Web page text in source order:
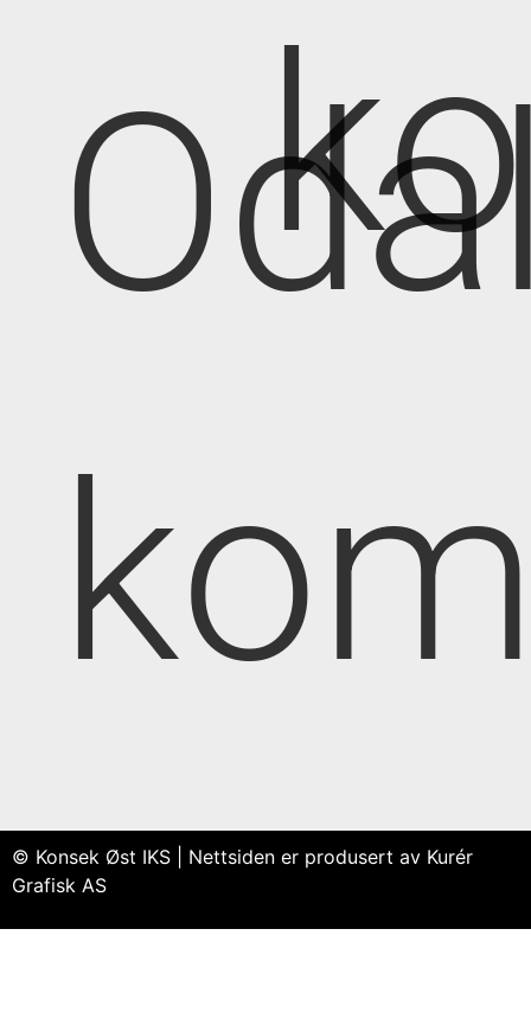
© Konsek Øst IKS | Nettsiden er produsert av Kurér
Grafisk AS